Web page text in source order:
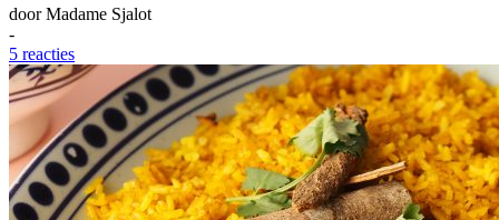
doorMadame Sjalot
-
5 reacties